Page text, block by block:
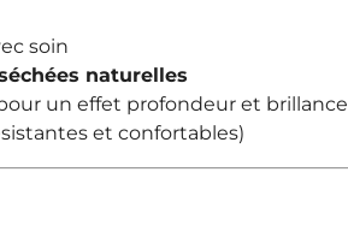
soin
naturelles
un effet profondeur et brillance
et confortables)